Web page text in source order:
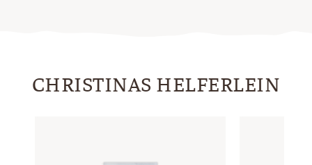
CHRISTINAS HELFERLEIN